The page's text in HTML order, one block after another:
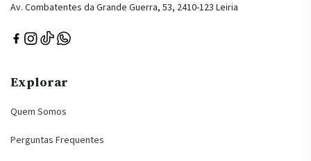
Av. Combatentes da Grande Guerra, 53, 2410-123 Leiria
Explorar
Quem Somos
Perguntas Frequentes